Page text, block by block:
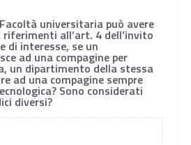
universitaria può avere
all’art. 4 dell’invito
di interesse, se un
ad una compagine per
un dipartimento della stessa
ad una compagine sempre
Sono considerati
diversi?